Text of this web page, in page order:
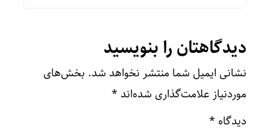
دیدگاهتان را بنویسید
نشانی ایمیل شما منتشر نخواهد شد. بخش‌های
موردنیاز علامت‌گذاری شده‌اند *
دیدگاه *